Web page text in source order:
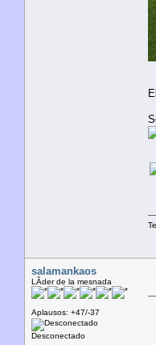
salamankaos
LÃ­der de la mesnada
Aplausos: +47/-37
Desconectado